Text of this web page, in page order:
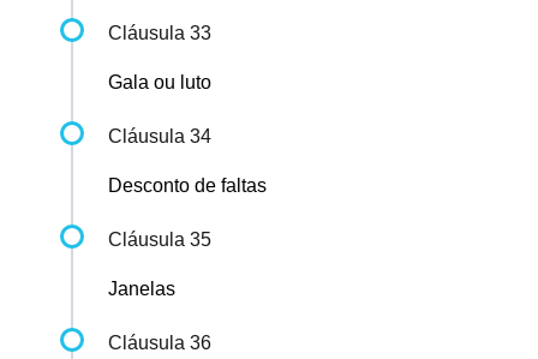
Cláusula 33
Gala ou luto
Cláusula 34
Desconto de faltas
Cláusula 35
Janelas
Cláusula 36